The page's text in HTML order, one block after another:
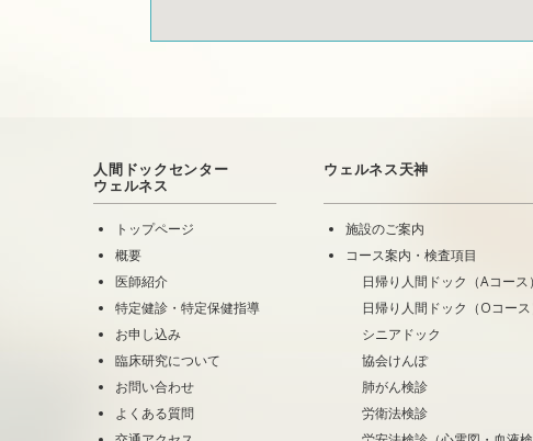
人間ドックセンター
ウェルネス
トップページ
概要
医師紹介
特定健診・特定保健指導
お申し込み
臨床研究について
お問い合わせ
よくある質問
ウェルネス天神
施設のご案内
コース案内・検査項目
日帰り人間ドック（Aコース）
日帰り人間ドック（Oコース
シニアドック
協会けんぽ
肺がん検診
労衛法検診